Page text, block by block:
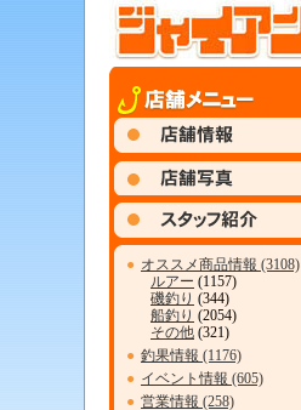
● オススメ商品情報 (3108)
ルアー (1157)
磯釣り (344)
船釣り (2054)
その他 (321)
● 釣果情報 (1176)
● イベント情報 (605)
● 営業情報 (258)